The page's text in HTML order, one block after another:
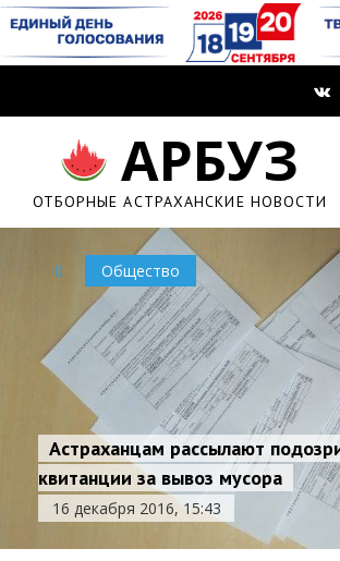
АРБУЗ
ОТБОРНЫЕ АСТРАХАНСКИЕ НОВОСТИ
0 Общество
Астраханцам рассылают
квитанции за вывоз мусора
16 декабря 2016, 15:43